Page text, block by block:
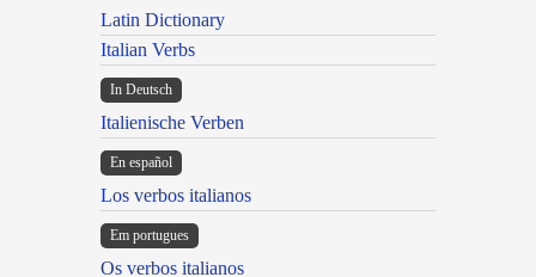
Latin Dictionary
Italian Verbs
In Deutsch
Italienische Verben
En español
Los verbos italianos
Em portugues
Os verbos italianos